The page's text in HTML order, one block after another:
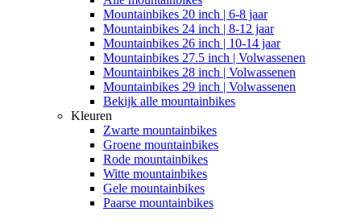
Mountainbikes 20 inch | 6-8 jaar
Mountainbikes 24 inch | 8-12 jaar
Mountainbikes 26 inch | 10-14 jaar
Mountainbikes 27.5 inch | Volwassenen
Mountainbikes 28 inch | Volwassenen
Mountainbikes 29 inch | Volwassenen
Bekijk alle mountainbikes
Kleuren
Zwarte mountainbikes
Groene mountainbikes
Rode mountainbikes
Witte mountainbikes
Gele mountainbikes
Paarse mountainbikes